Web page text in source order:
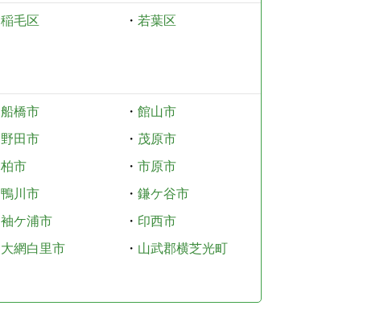
稲毛区 ・ 若葉区
船橋市 ・ 館山市
野田市 ・ 茂原市
柏市 ・ 市原市
鴨川市 ・ 鎌ケ谷市
袖ケ浦市 ・ 印西市
大網白里市 ・ 山武郡横芝光町